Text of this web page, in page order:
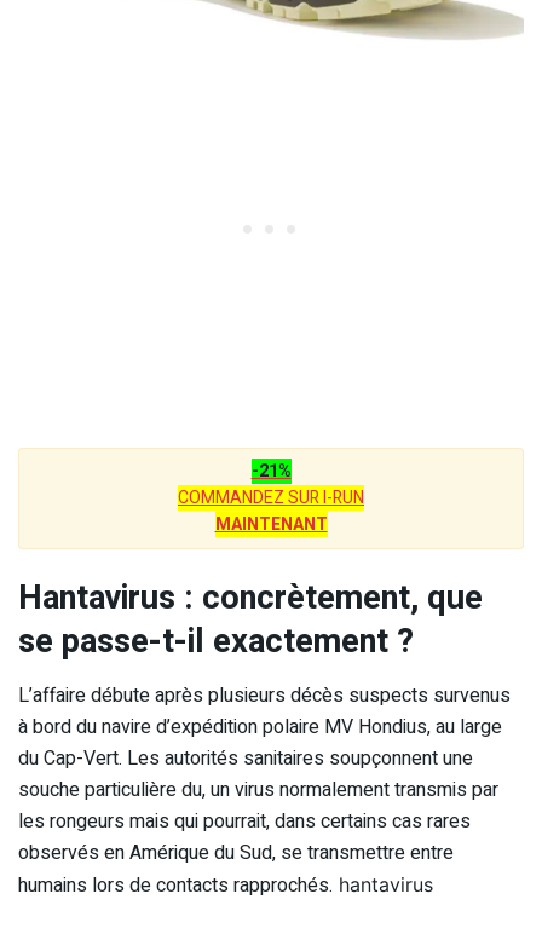
-21%
COMMANDEZ SUR I-RUN
MAINTENANT
Hantavirus : concrètement, que
se passe-t-il exactement ?
L’affaire débute après plusieurs décès suspects survenus
à bord du navire d’expédition polaire MV Hondius, au large
du Cap-Vert. Les autorités sanitaires soupçonnent une
souche particulière du, un virus normalement transmis par
les rongeurs mais qui pourrait, dans certains cas rares
observés en Amérique du Sud, se transmettre entre
humains lors de contacts rapprochés. hantavirus